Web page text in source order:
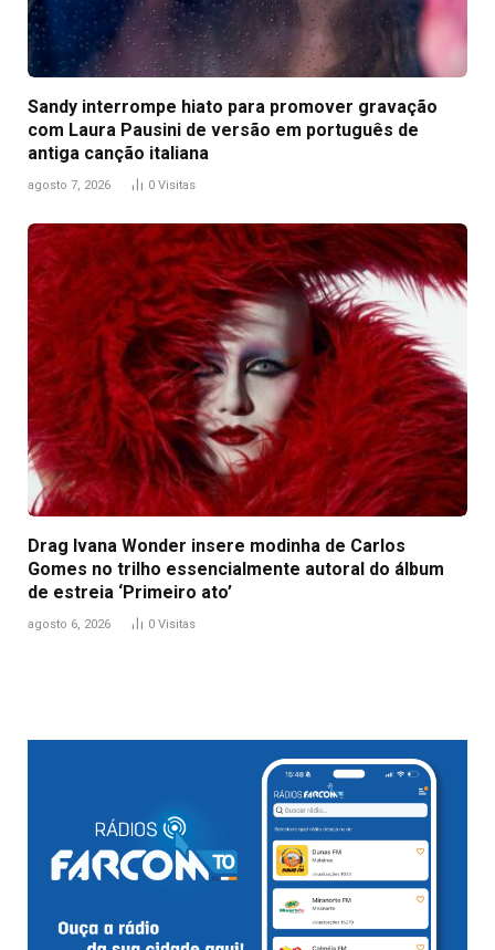
Sandy interrompe hiato para promover gravação
com Laura Pausini de versão em português de
antiga canção italiana
agosto 7, 2026 0 Visitas
Drag Ivana Wonder insere modinha de Carlos
Gomes no trilho essencialmente autoral do álbum
de estreia ‘Primeiro ato’
agosto 6, 2026 0 Visitas